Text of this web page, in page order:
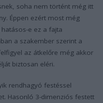
soha nem történt még itt
Éppen ezért most még
e ez a fajta
a szakember szerint a
az átkelőre még akkor
biztosan eléri.
rendhagyó festéssel
Hasonló 3-dimenziós festett